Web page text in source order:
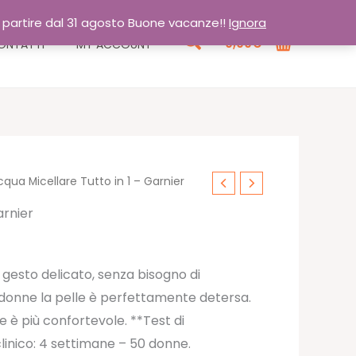
dal 31 agosto Buone vacanze!! Ignora
MY ACCOUNT Cerca
0,00€
Micellare Tutto in 1 – Garnier
delicato, senza bisogno di
la pelle è perfettamente detersa.
è più confortevole. **Test di
4 settimane – 50 donne.